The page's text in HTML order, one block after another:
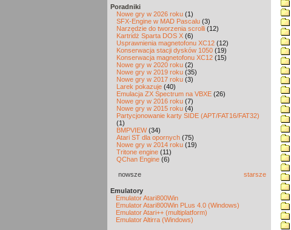
Poradniki
Nowe gry w 2026 roku (1)
SFX-Engine w MAD Pascalu (3)
Narzędzie do tworzenia scrolli (12)
Kartridż Sparta DOS X (6)
Usprawnienia magnetofonu XC12 (12)
Konserwacja stacji dysków 1050 (19)
Konserwacja magnetofonu XC12 (15)
Nowe gry w 2020 roku (2)
Nowe gry w 2019 roku (35)
Nowe gry w 2017 roku (3)
Larek pokazuje (40)
Emulacja ZX Spectrum na VBXE (26)
Nowe gry w 2016 roku (7)
Nowe gry w 2015 roku (4)
Partycjonowanie karty SIDE (APT/FAT16/FAT32)
(1)
BMPVIEW(34)
Atari ST dla opornych (75)
Nowe gry w 2014 roku (19)
Tritone engine (11)
QChan Engine (6)
nowsze starsze
Emulatory
Emulator Atari800Win
Emulator Atari800Win PLus 4.0 (Windows)
Emulator Atari++ (multiplatform)
Emulator Altirra (Windows)